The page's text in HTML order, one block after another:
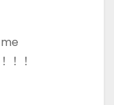
！！